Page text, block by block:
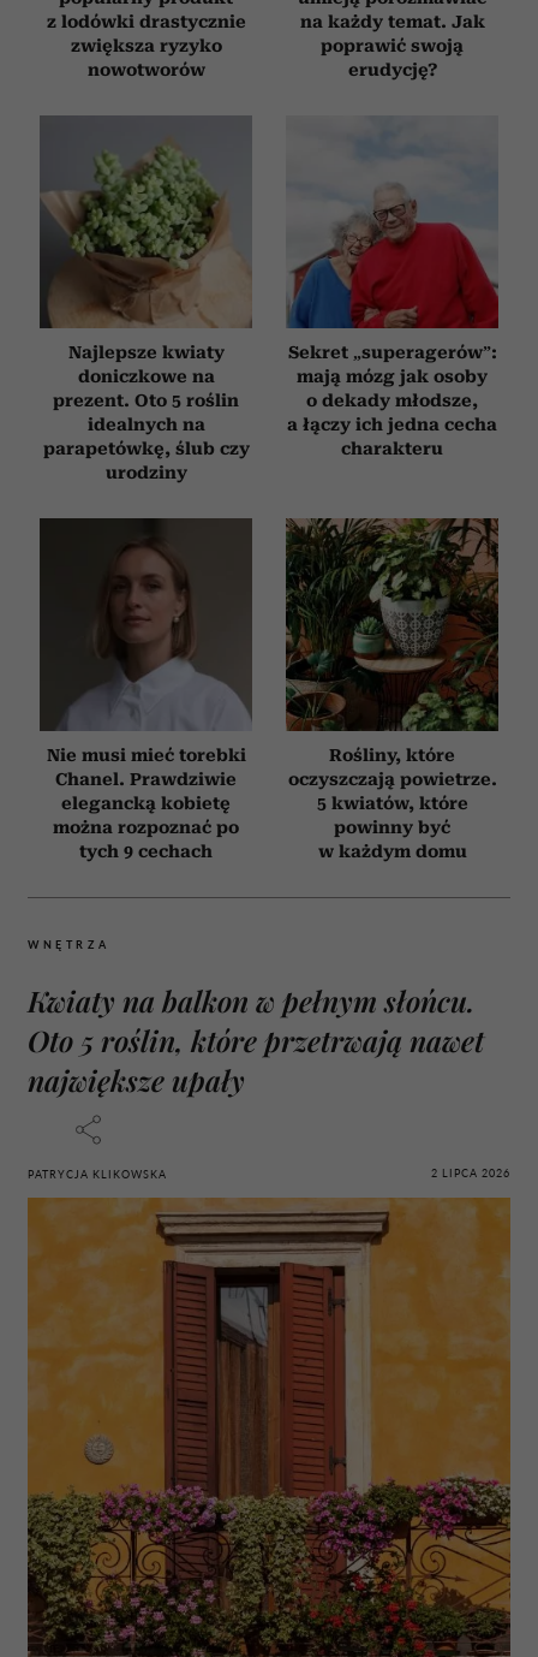
z lodówki drastycznie
zwiększa ryzyko
nowotworów
na każdy temat. Jak
poprawić swoją
erudycję?
Najlepsze kwiaty
doniczkowe na
prezent. Oto 5 roślin
idealnych na
parapetówkę, ślub czy
urodziny
Sekret „superagerów”:
mają mózg jak osoby
o dekady młodsze,
a łączy ich jedna cecha
charakteru
Nie musi mieć torebki
Chanel. Prawdziwie
elegancką kobietę
można rozpoznać po
tych 9 cechach
Rośliny, które
oczyszczają powietrze.
5 kwiatów, które
powinny być
w każdym domu
WNĘTRZA
Kwiaty na balkon w pełnym słońcu.
Oto 5 roślin, które przetrwają nawet
największe upały
PATRYCJA KLIKOWSKA 2 LIPCA 2026